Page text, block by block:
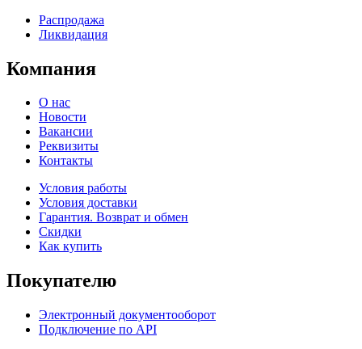
Распродажа
Ликвидация
Компания
О нас
Новости
Вакансии
Реквизиты
Контакты
Условия работы
Условия доставки
Гарантия. Возврат и обмен
Скидки
Как купить
Покупателю
Электронный документооборот
Подключение по API